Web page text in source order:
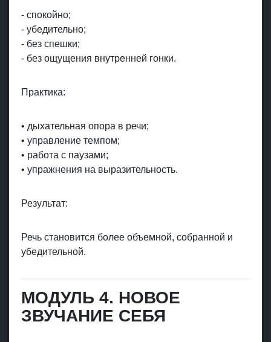
- спокойно;
- убедительно;
- без спешки;
- без ощущения внутренней гонки.
Практика:
• дыхательная опора в речи;
• управление темпом;
• работа с паузами;
• упражнения на выразительность.
Результат:
Речь становится более объемной, собранной и
убедительной.
МОДУЛЬ 4. НОВОЕ
ЗВУЧАНИЕ СЕБЯ